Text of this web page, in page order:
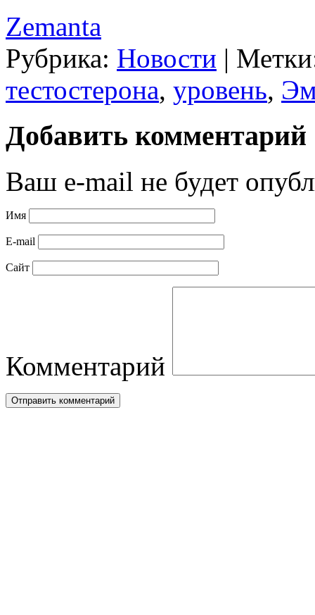
Zemanta
Рубрика: Новости |
тестостерона, уровень,
Добавить комментарий
Ваш e-mail не будет
Имя
E-mail
Сайт
Комментарий